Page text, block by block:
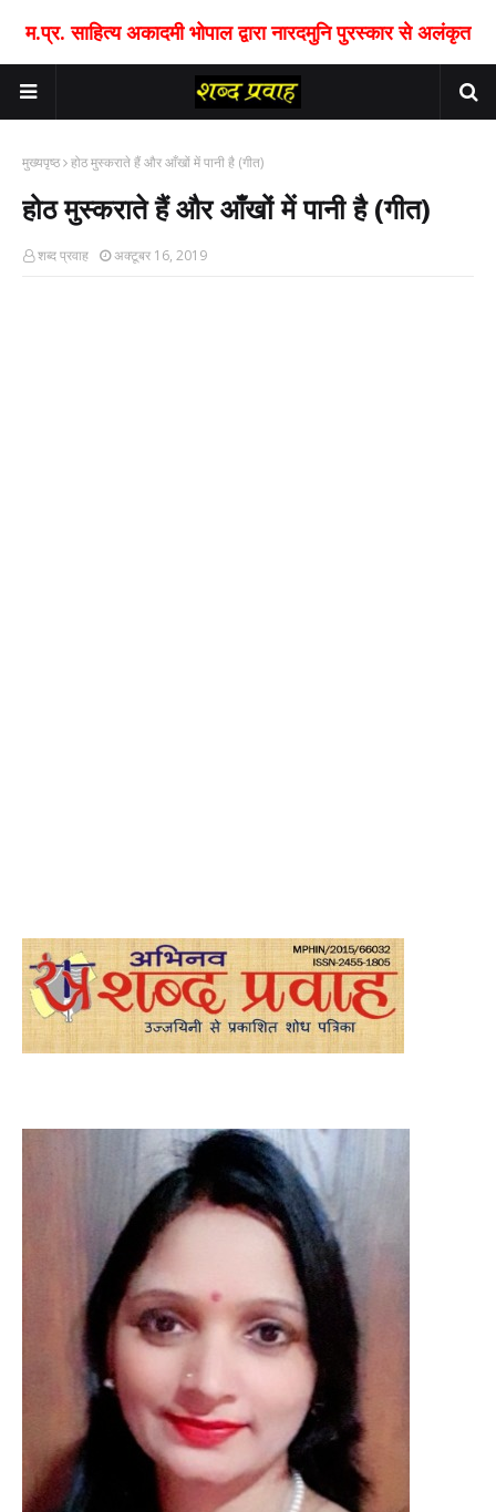
म.प्र. साहित्य अकादमी भोपाल द्वारा नारदमुनि पुरस्कार से अलंकृत
मुख्यपृष्ठ होठ मुस्कराते हैं और आँखों में पानी है (गीत)
होठ मुस्कराते हैं और आँखों में पानी है (गीत)
शब्द प्रवाह अक्टूबर 16, 2019